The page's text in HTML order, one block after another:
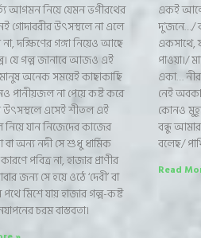
আগমন নিয়ে যেমন ভগীরথের
গোদাবরীর উৎসস্থলে না এলে
দক্ষিণের গঙ্গা নিয়েও আছে
যে গল্প জানাবে আজও এই
অনেক সময়েই কাছাকাছি
না পেয়ে কষ্ট করে
এসেই শীতল এই
যান নিজেদের কাজের
বা অন্য নদী সে শুধু ধার্মিক
পবিত্র না, হাজার প্রাণীর
জন্য সে হয়ে ওঠে ‘দেবী’ বা
পথে মিশে যায় হাজার গল্প-কষ্ট
চরম বাস্তবতা।
একই
দু’জনে…/
একসাথে,
পাওয়া।/
একা…
নেই
কোনও
বন্ধু
বলেছ/
Read